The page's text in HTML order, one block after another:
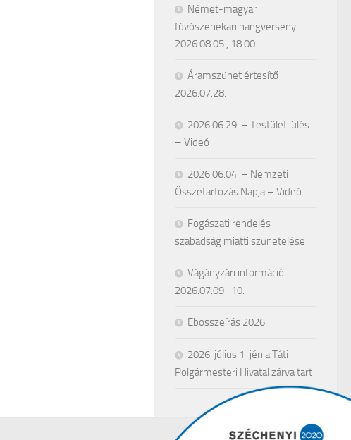
Német-magyar
fúvószenekari hangverseny
2026.08.05., 18.00
Áramszünet értesítő
2026.07.28.
2026.06.29. – Testületi ülés
– Videó
2026.06.04. – Nemzeti
Összetartozás Napja – Videó
Fogászati rendelés
szabadság miatti szünetelése
Vágányzári információ
2026.07.09–10.
Ebösszeírás 2026
2026. július 1-jén a Táti
Polgármesteri Hivatal zárva tart